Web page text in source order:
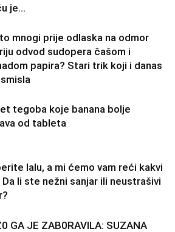
je...
mnogi prije odlaska na odmor
odvod sudopera čašom i
papira? Stari trik koji i danas
tegoba koje banana bolje
od tableta
lalu, a mi ćemo vam reći kakvi
li ste nežni sanjar ili neustrašivi
GA JE ZAB0RAVlLA: SUZANA